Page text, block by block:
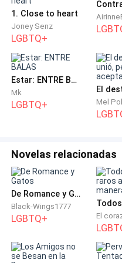
antojó ridícula y cliché.
vallenato?
Pensó
cocina del pequeño
alguien lo atendiera,
demasiado entretenidas
la escalera en la que él
su trabajo estaba bien
enormes brazos y un
rostro,
se dijo Gabriel,
una bolsa de b****a.
Las mujeres seguían
así que se aclaró la
pero solo logró
1. Close to heart
Joney Senz
LGBTQ+
Estar: ENTRE BALAS
Mk
LGBTQ+ Mel
Novelas relacionadas
De Romance y Gatos
Black-Wings1777
LGBTQ+ El